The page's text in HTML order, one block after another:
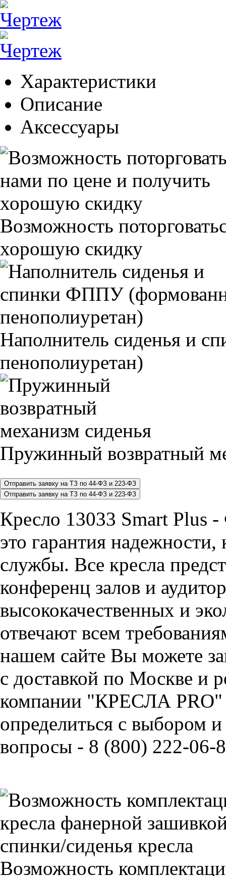
Характеристики
Описание
Аксессуары
Возможность
хорошую скидку
Наполнитель сиденья и
пенополиуретан)
Пружинный возвратный
Кресло 13033 Smart Plus
это гарантия надежности,
службы. Все кресла
конференц залов и
высококачественных и
отвечают всем
нашем сайте Вы можете
с доставкой по Москве и
компании "КРЕСЛА PRO"
определиться с выбором
вопросы - 8 (800) 222-06-
Возможность